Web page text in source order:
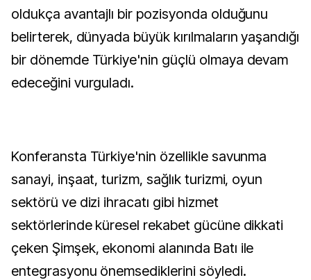
oldukça avantajlı bir pozisyonda olduğunu
belirterek, dünyada büyük kırılmaların yaşandığı
bir dönemde Türkiye'nin güçlü olmaya devam
edeceğini vurguladı.
Konferansta Türkiye'nin özellikle savunma
sanayi, inşaat, turizm, sağlık turizmi, oyun
sektörü ve dizi ihracatı gibi hizmet
sektörlerinde küresel rekabet gücüne dikkati
çeken Şimşek, ekonomi alanında Batı ile
entegrasyonu önemsediklerini söyledi.